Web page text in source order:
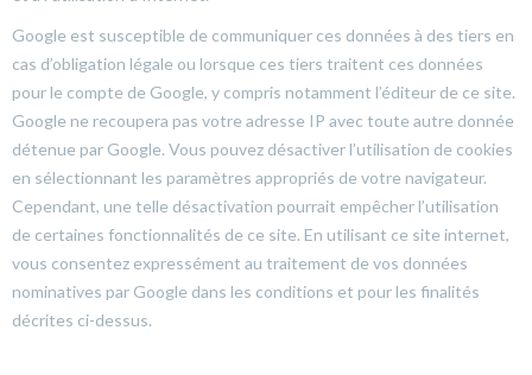
Google est susceptible de communiquer ces données à des tiers en
cas d’obligation légale ou lorsque ces tiers traitent ces données
pour le compte de Google, y compris notamment l’éditeur de ce site.
Google ne recoupera pas votre adresse IP avec toute autre donnée
détenue par Google. Vous pouvez désactiver l’utilisation de cookies
en sélectionnant les paramètres appropriés de votre navigateur.
Cependant, une telle désactivation pourrait empêcher l’utilisation
de certaines fonctionnalités de ce site. En utilisant ce site internet,
vous consentez expressément au traitement de vos données
nominatives par Google dans les conditions et pour les finalités
décrites ci-dessus.